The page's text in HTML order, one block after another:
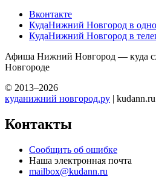
Вконтакте
КудаНижний Новгород в
КудаНижний Новгород в
Афиша Нижний Новгород — куда
Новгороде
© 2013–2026
куданижний новгород.ру | kudann.ru
Контакты
Сообщить об ошибке
Наша электронная почта
mailbox@kudann.ru